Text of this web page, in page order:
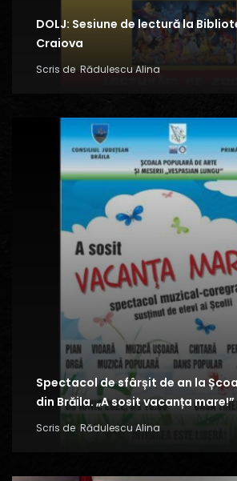
DOLJ: Sesiune de lectură la
Craiova
Scris de Rădulescu Alina
Spectacol de sfârșit de an la
din Brăila. „A sosit vacanța mare!”
Scris de Rădulescu Alina